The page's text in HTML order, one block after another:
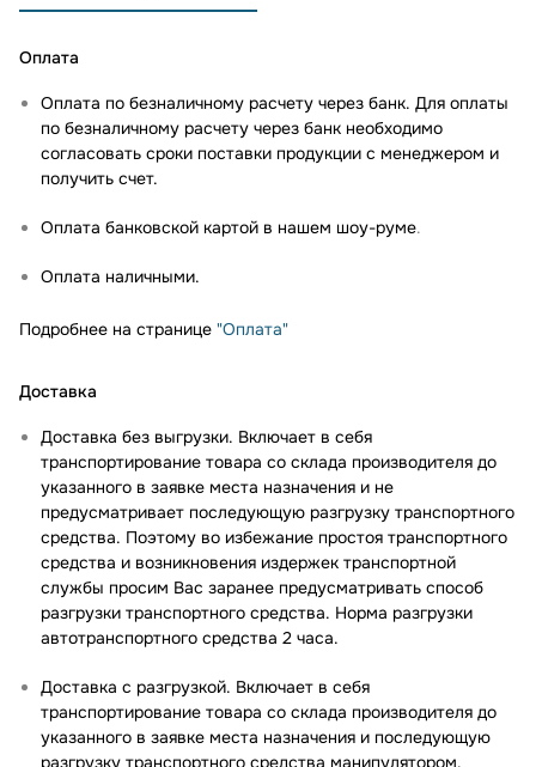
Оплата
Оплата по безналичному расчету через банк. Для оплаты
по безналичному расчету через банк необходимо
согласовать сроки поставки продукции с менеджером и
получить счет.
Оплата банковской картой в нашем шоу-руме.
Оплата наличными.
Подробнее на странице "Оплата"
Доставка
Доставка без выгрузки. Включает в себя
транспортирование товара со склада производителя до
указанного в заявке места назначения и не
предусматривает последующую разгрузку транспортного
средства. Поэтому во избежание простоя транспортного
средства и возникновения издержек транспортной
службы просим Вас заранее предусматривать способ
разгрузки транспортного средства. Норма разгрузки
автотранспортного средства 2 часа.
Доставка с разгрузкой. Включает в себя
транспортирование товара со склада производителя до
указанного в заявке места назначения и последующую
разгрузку транспортного средства манипулятором.